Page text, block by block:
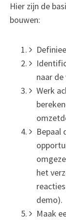
Hier zijn de
bouwen:
naar
Werk
Bepaal
het
demo).
Maak